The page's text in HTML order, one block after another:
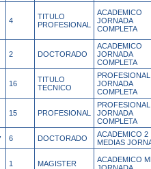
4
TITULO
PROFESIONAL
ACADEMICO
JORNADA
COMPLETA
2 DOCTORADO
ACADEMICO
JORNADA
COMPLETA
16
TITULO
TECNICO
PROFESIONAL
JORNADA
COMPLETA
15 PROFESIONAL
PROFESIONAL
JORNADA
COMPLETA
6 DOCTORADO
ACADEMICO 2
MEDIAS
1 MAGISTER
ACADEMICO